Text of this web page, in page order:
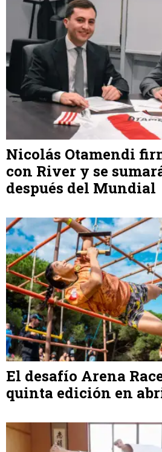
Nicolás Otamendi
con River y se
después del Mundial
El desafío Arena
quinta edición en